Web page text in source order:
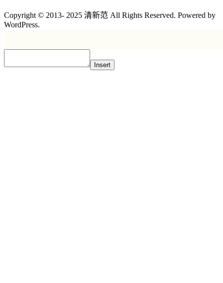
Copyright © 2013- 2025 清新范 All Rights Reserved. Powered by
WordPress.
Insert